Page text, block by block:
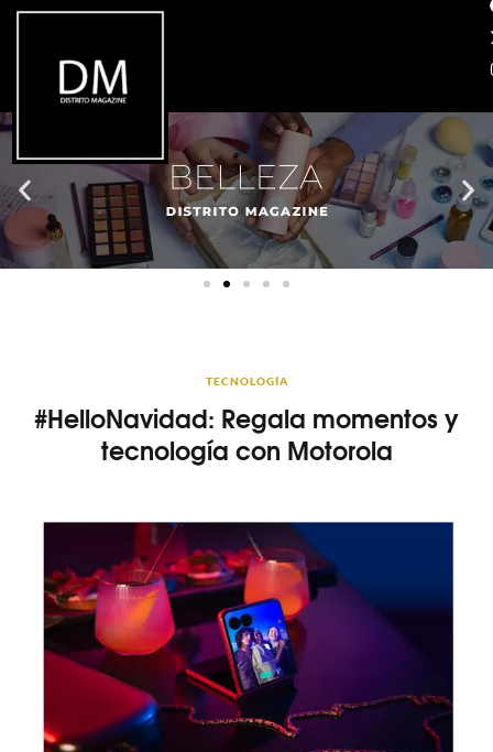
TECNOLOGÍA
#HelloNavidad: Regala momentos y
tecnología con Motorola